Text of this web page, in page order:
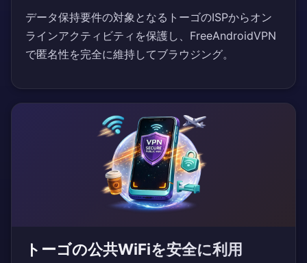
データ保持要件の対象となるトーゴのISPからオン
ラインアクティビティを保護し、FreeAndroidVPN
で匿名性を完全に維持してブラウジング。
トーゴの公共WiFiを安全に利用